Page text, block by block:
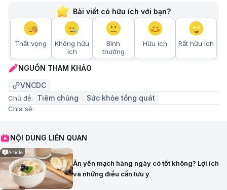
Bài viết có hữu ích với bạn?
Thất vọng
Không hữu
ích
Bình
thường
Hữu ích Rất hữu ích
NGUỒN THAM KHẢO
VNCDC
Chủ đề: Tiêm chủng Sức khỏe tổng quát
Chia sẻ:
NỘI DUNG LIÊN QUAN
Article
Ăn yến mạch hàng ngày có tốt không? Lợi ích
và những điều cần lưu ý